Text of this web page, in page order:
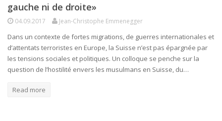
gauche ni de droite»
04.09.2017 Jean-Christophe Emmenegger
Dans un contexte de fortes migrations, de guerres internationales et
d’attentats terroristes en Europe, la Suisse n’est pas épargnée par
les tensions sociales et politiques. Un colloque se penche sur la
question de l’hostilité envers les musulmans en Suisse, du…
Read more